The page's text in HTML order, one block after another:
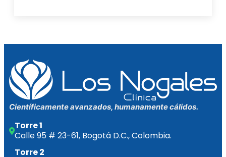
Científicamente avanzados, humanamente cálidos.
Torre 1
Calle 95 # 23-61, Bogotá D.C., Colombia.
Torre 2